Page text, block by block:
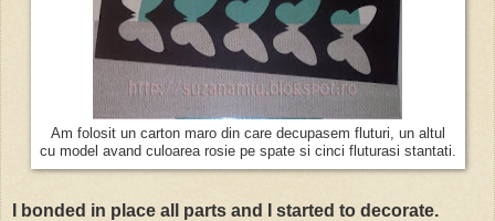
Am folosit un carton maro din care decupasem fluturi, un altul
cu model avand culoarea rosie pe spate si cinci fluturasi stantati.
I bonded in place all parts and I started to decorate.